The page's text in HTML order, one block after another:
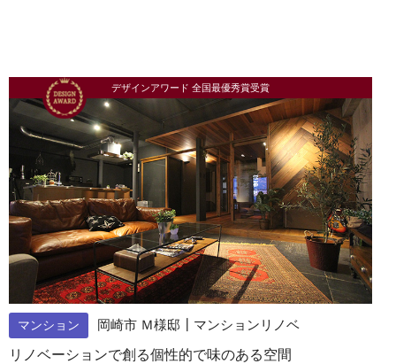
デザインアワード 全国最優秀賞受賞
マンション
岡崎市 Ｍ様邸┃マンションリノベ
リノベーションで創る個性的で味のある空間